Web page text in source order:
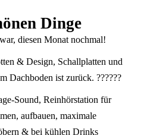
Dinge
diesen Monat nochmal!
& Design, Schallplatten und
Dachboden ist zurück. ??????
Sound, Reinhörstation für
aufbauen, maximale
& bei kühlen Drinks